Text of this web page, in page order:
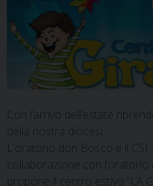
Con l’arrivo dell’estate
della nostra diocesi.
L’oratorio don Bosco e il CSI
collaborazione con l’oratorio
propone il centro estivo “LA